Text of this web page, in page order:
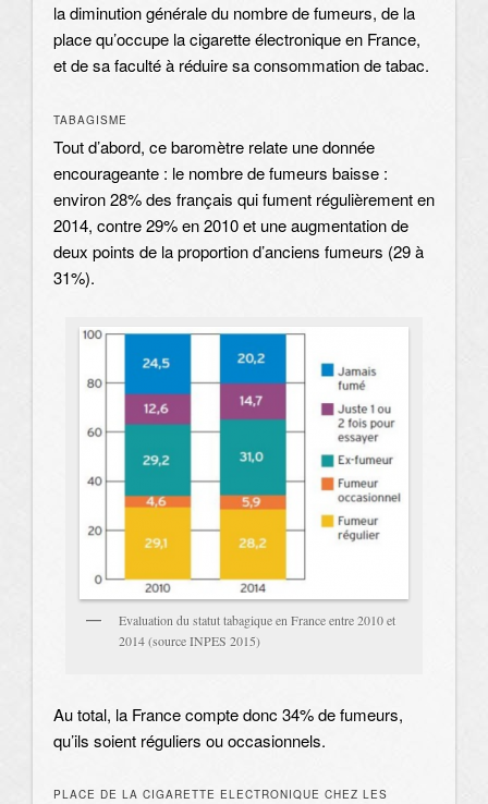
la diminution générale du nombre de fumeurs, de la
place qu’occupe la cigarette électronique en France,
et de sa faculté à réduire sa consommation de tabac.
TABAGISME
Tout d’abord, ce baromètre relate une donnée
encourageante : le nombre de fumeurs baisse :
environ 28% des français qui fument régulièrement en
2014, contre 29% en 2010 et une augmentation de
deux points de la proportion d’anciens fumeurs (29 à
31%).
Evaluation du statut tabagique en France entre 2010 et
2014 (source INPES 2015)
Au total, la France compte donc 34% de fumeurs,
qu’ils soient réguliers ou occasionnels.
PLACE DE LA CIGARETTE ELECTRONIQUE CHEZ LES